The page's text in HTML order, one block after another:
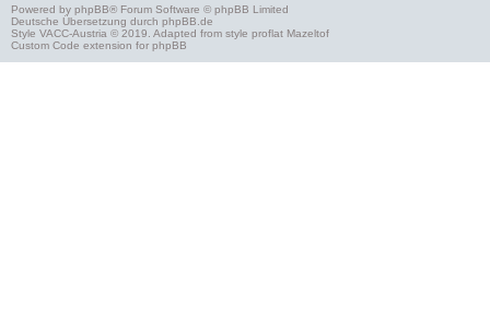
Powered by phpBB® Forum Software © phpBB Limited
Deutsche Übersetzung durch phpBB.de
Style VACC-Austria © 2019. Adapted from style proflat Mazeltof
Custom Code extension for phpBB